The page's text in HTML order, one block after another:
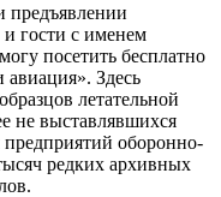
предъявлении
и гости с именем
посетить бесплатно
Здесь
летательной
не выставлявшихся
предприятий оборонно-
редких архивных